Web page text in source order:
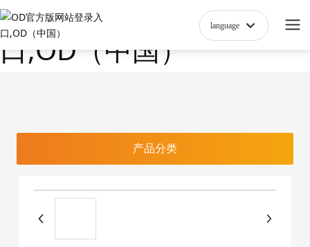
OD官方版网站登录入
口,OD（中国）
language
产品分类